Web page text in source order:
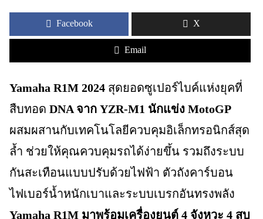
Facebook X
Email
Yamaha R1M 2024 สุดยอดซูเปอร์ไบค์แห่งยุคที่
สืบทอด DNA จาก YZR-M1 นักแข่ง MotoGP
ผสมผสานกับเทคโนโลยีควบคุมอิเล็กทรอนิกส์สุด
ล้ำ ช่วยให้คุณควบคุมรถได้ง่ายขึ้น รวมถึงระบบ
กันสะเทือนแบบปรับด้วยไฟฟ้า ตัวถังคาร์บอน
ไฟเบอร์น้ำหนักเบาและระบบเบรกอันทรงพลัง
Yamaha R1M มาพร้อมเครื่องยนต์ 4 จังหวะ 4 สูบ